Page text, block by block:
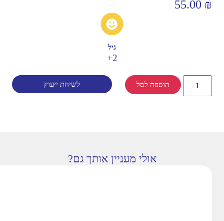
55.00 ₪
גיל
2+
הוספה לסל לשיחת ייעוץ
אולי מעניין אותך גם?